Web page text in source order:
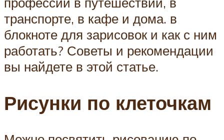
транспорте, в кафе и дома. в
блокноте для зарисовок и как с ним
работать? Советы и рекомендации
вы найдете в этой статье.
Рисунки по клеточкам